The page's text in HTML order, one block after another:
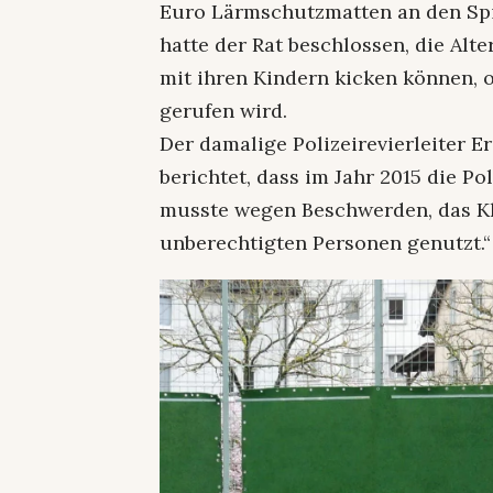
Euro Lärmschutzmatten an den
hatte der Rat beschlossen, die
mit ihren Kindern kicken können,
gerufen wird.
Der damalige Polizeirevierleiter
berichtet, dass im Jahr 2015 die
musste wegen Beschwerden, das
unberechtigten Personen genutzt.“